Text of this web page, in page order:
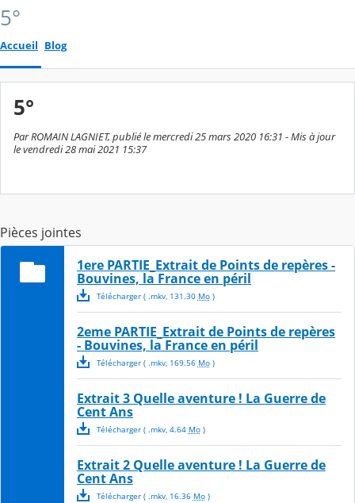
5°
Accueil Blog
5°
Par ROMAIN LAGNIET, publié le mercredi 25 mars 2020 16:31 - Mis à jour
le vendredi 28 mai 2021 15:37
Pièces jointes
1ere PARTIE_Extrait de Points de repères -
Bouvines, la France en péril
Télécharger( .mkv, 131.30 Mo)
2eme PARTIE_Extrait de Points de repères
- Bouvines, la France en péril
Télécharger( .mkv, 169.56 Mo)
Extrait 3 Quelle aventure ! La Guerre de
Cent Ans
Télécharger( .mkv, 4.64 Mo)
Extrait 2 Quelle aventure ! La Guerre de
Cent Ans
Télécharger( .mkv, 16.36 Mo)